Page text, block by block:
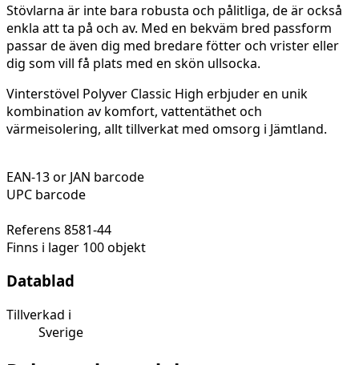
Stövlarna är inte bara robusta och pålitliga, de är också
enkla att ta på och av. Med en bekväm bred passform
passar de även dig med bredare fötter och vrister eller
dig som vill få plats med en skön ullsocka.
Vinterstövel Polyver Classic High erbjuder en unik
kombination av komfort, vattentäthet och
värmeisolering, allt tillverkat med omsorg i Jämtland.
EAN-13 or JAN barcode
UPC barcode
Referens 8581-44
Finns i lager 100 objekt
Datablad
Tillverkad i
Sverige